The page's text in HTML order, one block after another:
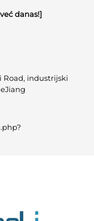
danas!]
Road, industrijski